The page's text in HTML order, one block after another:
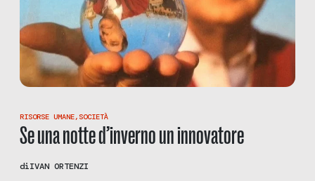
RISORSE UMANE, SOCIETÀ
Se una notte d’inverno un innovatore
diIVAN ORTENZI